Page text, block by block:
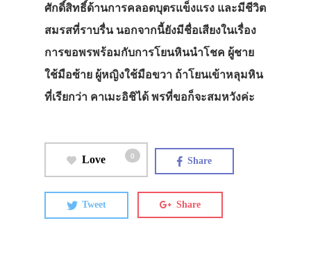
ศักดิ์สิทธิ์ด้านการคลอดบุตรแข็งแรง และมีชีวิต
สมรสที่ราบรื่น นอกจากนี้ยังมีชื่อเสียงในเรื่อง
การขอพรพร้อมกับการโยนหินนำโชค ผู้ชาย
ใช้มือซ้าย ผู้หญิงใช้มือขวา ถ้าโยนเข้าหลุมหิน
ที่เรียกว่า คาเมะอิชิได้ พรที่ขอก็จะสมหวังค่ะ
Love 0 Share
Tweet Share